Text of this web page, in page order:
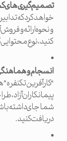
تصمیم گیری های
خواهد کرد که
و نحوه ارائه و
کنید، نوع
انسجام و
“کارآفرین
پیمانکاران آزاد،
شما جای داشته
دریافت کنید.